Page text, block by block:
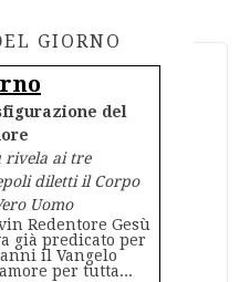
GIORNO
del
rivela ai tre
diletti il Corpo
Uomo
Redentore Gesù
già predicato per
il Vangelo
per tutta...